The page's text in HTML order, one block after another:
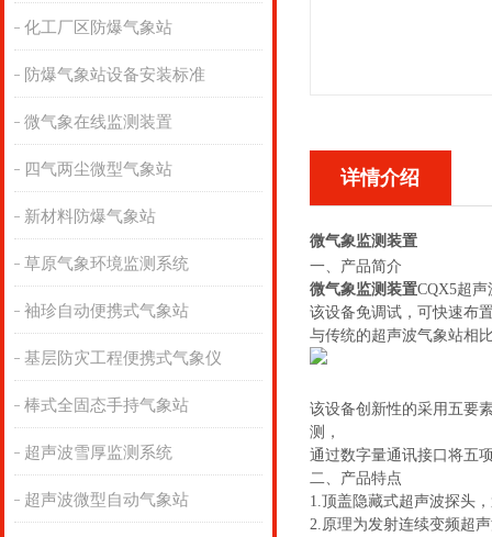
化工厂区防爆气象站
防爆气象站设备安装标准
微气象在线监测装置
四气两尘微型气象站
新材料防爆气象站
草原气象环境监测系统
袖珍自动便携式气象站
基层防灾工程便携式气象仪
棒式全固态手持气象站
超声波雪厚监测系统
超声波微型自动气象站
详情介绍
微气象监测装置
一、产品简介
微气象监测装置CQX5超
该设备免调试，可快速布
与传统的超声波气象站相
该设备创新性的采用五要
测，
通过数字量通讯接口将五
二、产品特点
1.顶盖隐藏式超声波探头
2.原理为发射连续变频超